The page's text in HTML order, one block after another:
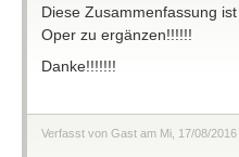
Diese Zusammenfassung
Oper zu ergänzen!!!!!!
Danke!!!!!!!
Verfasst von Gast am Mi, 17/08/